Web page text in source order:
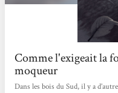
Comme l'exigeait la
moqueur
Dans les bois du Sud, il y a